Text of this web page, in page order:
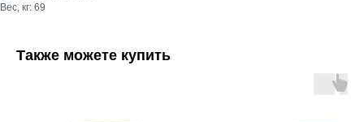
Вес, кг: 69
Также можете купить